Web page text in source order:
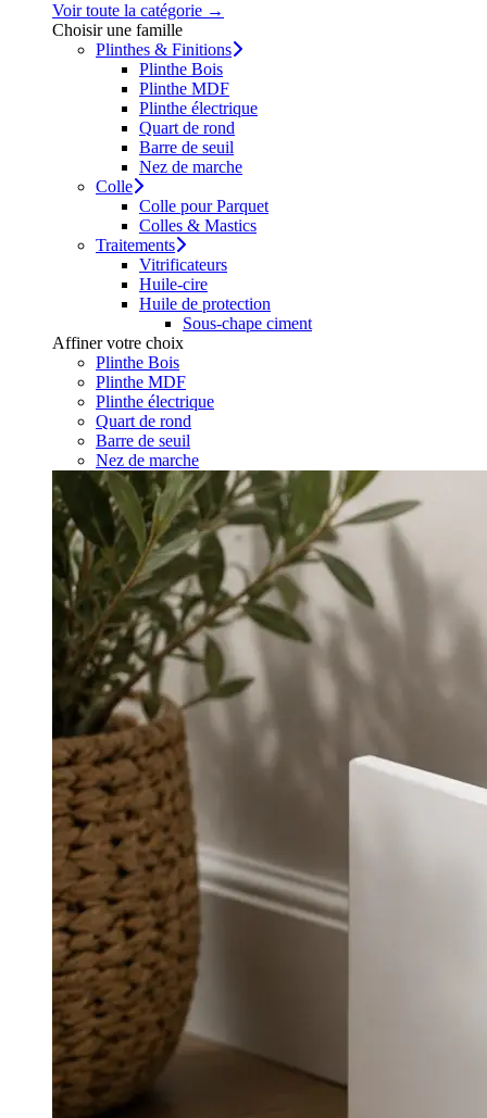
Voir toute la catégorie →
Choisir une famille
Plinthes & Finitions
Plinthe Bois
Plinthe MDF
Plinthe électrique
Quart de rond
Barre de seuil
Nez de marche
Colle
Colle pour Parquet
Colles & Mastics
Traitements
Vitrificateurs
Huile-cire
Huile de protection
Sous-chape ciment
Affiner votre choix
Plinthe Bois
Plinthe MDF
Plinthe électrique
Quart de rond
Barre de seuil
Nez de marche